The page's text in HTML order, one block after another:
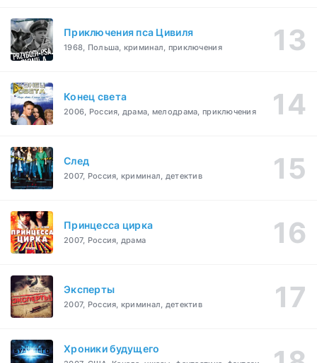
Приключения пса Цивиля
1968, Польша, криминал, приключения
Конец света
2006, Россия, драма, мелодрама, приключения
След
2007, Россия, криминал, детектив
Принцесса цирка
2007, Россия, драма
Эксперты
2007, Россия, криминал, детектив
Хроники будущего